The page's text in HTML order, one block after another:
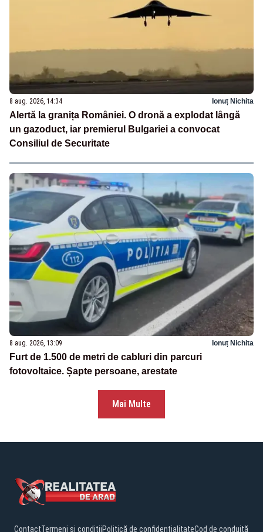
8 aug. 2026, 14:34 Ionuț Nichita
Alertă la granița României. O dronă a explodat lângă
un gazoduct, iar premierul Bulgariei a convocat
Consiliul de Securitate
8 aug. 2026, 13:09 Ionuț Nichita
Furt de 1.500 de metri de cabluri din parcuri
fotovoltaice. Șapte persoane, arestate
Mai Multe
ContactTermeni și condițiiPolitică de confidențialitateCod de conduită